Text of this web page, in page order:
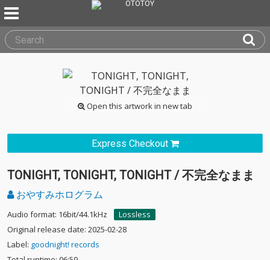
Open this artwork in new tab
Express Checkout
TONIGHT, TONIGHT, TONIGHT / 不完全なまま
おやすみホログラム
Audio format: 16bit/44.1kHz
Lossless
Original release date: 2025-02-28
Label: goodnight! records